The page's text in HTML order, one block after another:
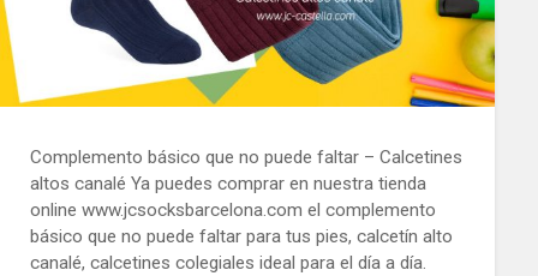
Complemento básico que no puede faltar – Calcetines
altos canalé Ya puedes comprar en nuestra tienda
online www.jcsocksbarcelona.com el complemento
básico que no puede faltar para tus pies, calcetín alto
canalé, calcetines colegiales ideal para el día a día.